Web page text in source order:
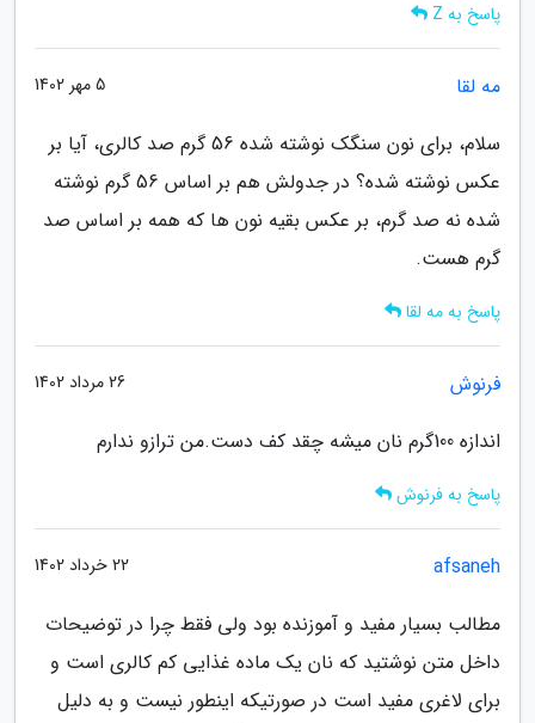
پاسخ به Z
مه لقا 5 مهر 1402
سلام، برای نون سنگک نوشته شده 56 گرم صد کالری، آیا بر
عکس نوشته شده؟ در جدولش هم بر اساس 56 گرم نوشته
شده نه صد گرم، بر عکس بقیه نون ها که همه بر اساس صد
گرم هست.
پاسخ به مه لقا
فرنوش 26 مرداد 1402
اندازه 100گرم نان میشه چقد کف دست.من ترازو ندارم
پاسخ به فرنوش
afsaneh 22 خرداد 1402
مطالب بسیار مفید و آموزنده بود ولی فقط چرا در توضیحات
داخل متن نوشتید که نان یک ماده غذایی کم کالری است و
برای لاغری مفید است در صورتیکه اینطور نیست و به دلیل